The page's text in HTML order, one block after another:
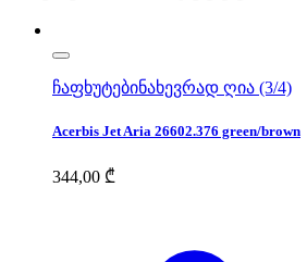
ჩაფხუტებინახევრად ღია (3/4)
Acerbis Jet Aria 26602.376 green/brown
344,00 ₾